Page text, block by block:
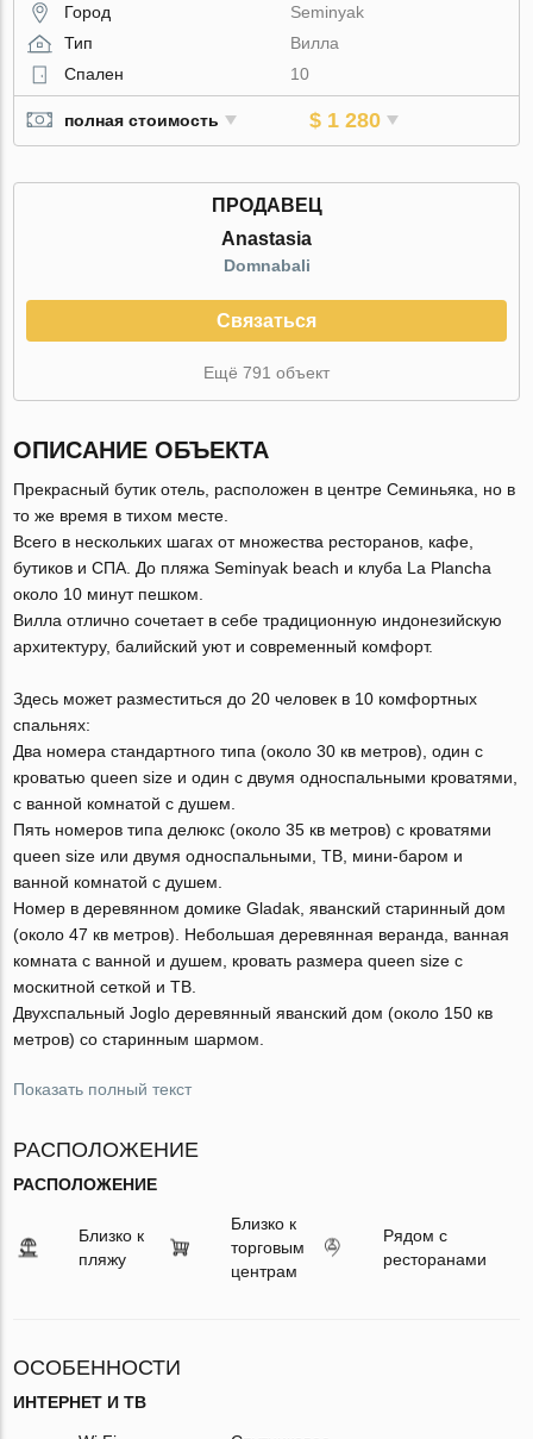
Город
Seminyak
Тип
Вилла
Спален
10
полная стоимость $ 1 280
ПРОДАВЕЦ
Anastasia
Domnabali
Связаться
Ещё 791 объект
ОПИСАНИЕ ОБЪЕКТА
Прекрасный бутик отель, расположен в центре Семиньяка, но в
то же время в тихом месте.
Всего в нескольких шагах от множества ресторанов, кафе,
бутиков и СПА. До пляжа Seminyak beach и клуба La Plancha
около 10 минут пешком.
Вилла отлично сочетает в себе традиционную индонезийскую
архитектуру, балийский уют и современный комфорт.
Здесь может разместиться до 20 человек в 10 комфортных
спальнях:
Два номера стандартного типа (около 30 кв метров), один с
кроватью queen size и один с двумя односпальными кроватями,
с ванной комнатой с душем.
Пять номеров типа делюкс (около 35 кв метров) с кроватями
queen size или двумя односпальными, ТВ, мини-баром и
ванной комнатой с душем.
Номер в деревянном домике Gladak, яванский старинный дом
(около 47 кв метров). Небольшая деревянная веранда, ванная
комната с ванной и душем, кровать размера queen size с
москитной сеткой и ТВ.
Двухспальный Joglo деревянный яванский дом (около 150 кв
метров) со старинным шармом.
Показать полный текст
РАСПОЛОЖЕНИЕ
РАСПОЛОЖЕНИЕ
Близко к
пляжу
Близко к
торговым
центрам
Рядом с
ресторанами
ОСОБЕННОСТИ
ИНТЕРНЕТ И ТВ